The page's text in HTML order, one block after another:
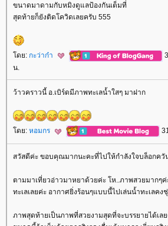
ขนาดมาดามกับหมิงดูแลป้องกันเต็มที่
สุดท้ายก็ยังติดโควิดเลยครับ 555
ดย: กะว่าก๋า
น.
ว้าวคราวนี้ อ.เบิร์ดมีภาพทะเลน้ำใสๆ มาฝาก
ดย: หอมกร
สวัสดีค่ะ ขอบคุณมากนะคะที่ไปให้กำลังใจบล็อกควั
ตามมาเที่ยวอ่าวมาหยาด้วยค่ะ โห..ภาพสวยมากๆค่
ทะเลเลยค่ะ อากาศยิ่งร้อนๆแบบนี้ไปเล่นน้ำทะเลคง
ภาพสุดท้ายเป็นภาพที่สวยงามสุดที่จะบรรยายได้เ